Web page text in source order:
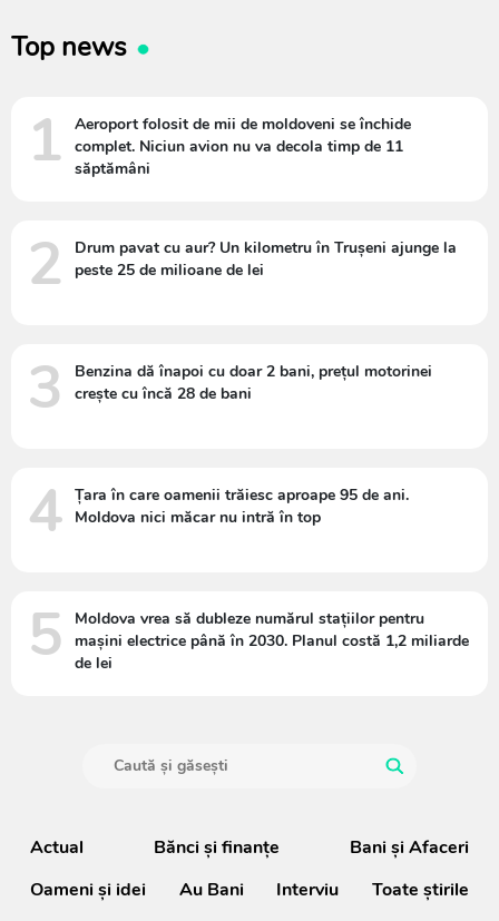
Top news
1
Aeroport folosit de mii de moldoveni se închide
complet. Niciun avion nu va decola timp de 11
săptămâni
2
Drum pavat cu aur? Un kilometru în Trușeni ajunge la
peste 25 de milioane de lei
3
Benzina dă înapoi cu doar 2 bani, prețul motorinei
crește cu încă 28 de bani
4 Țara în care oamenii trăiesc aproape 95 de ani.
Moldova nici măcar nu intră în top
5
Moldova vrea să dubleze numărul stațiilor pentru
mașini electrice până în 2030. Planul costă 1,2 miliarde
de lei
Actual Bănci şi finanţe
Bani și Afaceri
Oameni şi idei
Au Bani Interviu
Toate știrile